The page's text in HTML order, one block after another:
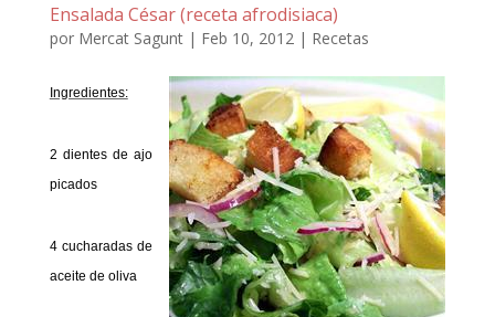
Ensalada César (receta afrodisiaca)
por Mercat Sagunt| Feb 10, 2012 | Recetas
Ingredientes:
2 dientes de ajo
picados
4 cucharadas de
aceite de oliva